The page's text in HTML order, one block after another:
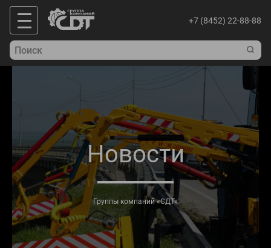
+7 (8452) 22-88-88
Новости
Группы компаний «СДТ»